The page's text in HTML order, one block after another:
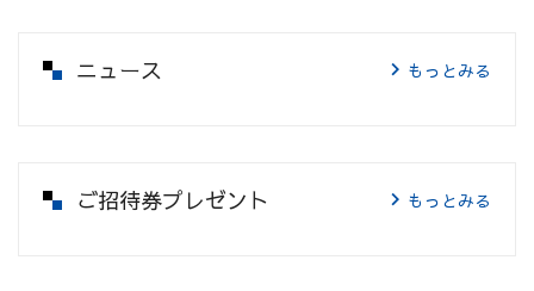
ニュース もっとみる
ご招待券プレゼント もっとみる